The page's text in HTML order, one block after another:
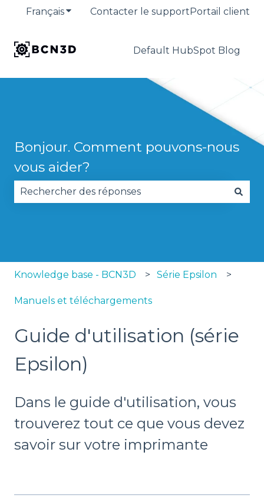
FrançaisAfficher le sous-menu pour les
Contacter le supportPortail client
Default HubSpot Blog
Bonjour. Comment pouvons-nous
vous aider?
Knowledge base - BCN3D Série Epsilon
Manuels et téléchargements
Guide d'utilisation (série
Epsilon)
Dans le guide d'utilisation, vous
trouverez tout ce que vous devez
savoir sur votre imprimante